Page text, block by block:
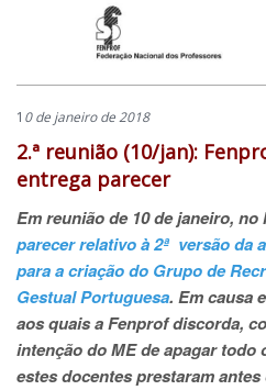
1 0 de janeiro de 2018
2.ª reunião (10/jan):
entrega parecer
Em reunião de 10 de janeiro,
parecer relativo à 2ª versão da
para a criação do Grupo de
Gestual Portuguesa. Em causa
aos quais a Fenprof discorda,
intenção do ME de apagar todo
estes docentes prestaram